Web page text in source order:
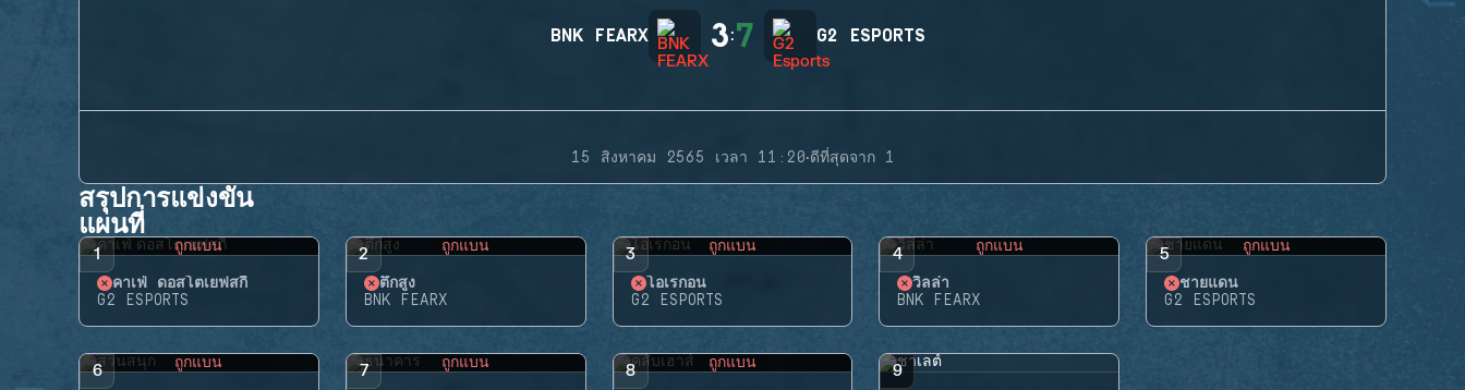
BNK FEARX 3:7 G2 ESPORTS
15 สิงหาคม 2565 เวลา 11:20·ดีที่สุดจาก 1
สรุปการแข่งขัน
แผนที่
1 ถูกแบน
คาเฟ่ ดอสโตเยฟสกี้
G2 ESPORTS
2 ถูกแบน
ตึกสูง
BNK FEARX
3 ถูกแบน
โอเรกอน
G2 ESPORTS
4 ถูกแบน
วิลล่า
BNK FEARX
5 ถูกแบน
ชายแดน
G2 ESPORTS
6 ถูกแบน 7 ถูกแบน 8 ถูกแบน 9